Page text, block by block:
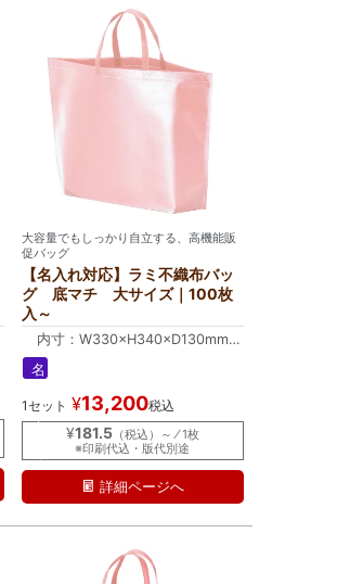
大容量でもしっかり自立する、高機能販
促バッグ
【名入れ対応】ラミ不織布バッ
グ 底マチ 大サイズ｜100枚
入～
内寸：W330×H340×D130mm
外寸：W460×H340×D130mm
名
れ
｜
ミ
1セット ¥13,200税込
¥181.5（税込）～ ⁄ 1枚
※印刷代込・版代別途
詳細ページへ